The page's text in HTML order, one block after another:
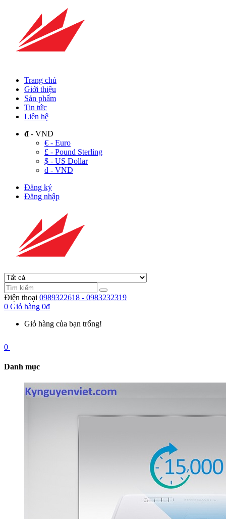
Trang chủ
Giới thiệu
Sản phẩm
Tin tức
Liên hệ
đ - VND
€ - Euro
£ - Pound Sterling
$ - US Dollar
đ - VND
Đăng ký
Đăng nhập
Điện thoại 0989322618 - 0983232319
0 Giỏ hàng 0đ
Giỏ hàng của bạn trống!
0
Danh mục